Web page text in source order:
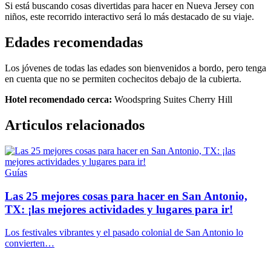
Si está buscando cosas divertidas para hacer en Nueva Jersey con
niños, este recorrido interactivo será lo más destacado de su viaje.
Edades recomendadas
Los jóvenes de todas las edades son bienvenidos a bordo, pero tenga
en cuenta que no se permiten cochecitos debajo de la cubierta.
Hotel recomendado cerca: Woodspring Suites Cherry Hill
Articulos relacionados
Guías
Las 25 mejores cosas para hacer en San Antonio,
TX: ¡las mejores actividades y lugares para ir!
Los festivales vibrantes y el pasado colonial de San Antonio lo
convierten…